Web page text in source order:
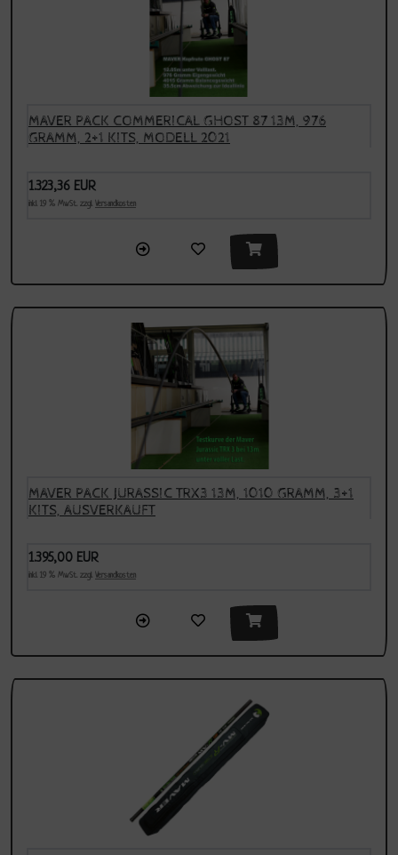
MAVER PACK COMMERICAL GHOST 87 13M, 976
GRAMM, 2+1 KITS, MODELL 2021
1.323,36 EUR
inkl. 19 % MwSt. zzgl. Versandkosten
MAVER PACK JURASSIC TRX3 13M, 1010 GRAMM, 3+1
KITS, AUSVERKAUFT
1.395,00 EUR
inkl. 19 % MwSt. zzgl. Versandkosten